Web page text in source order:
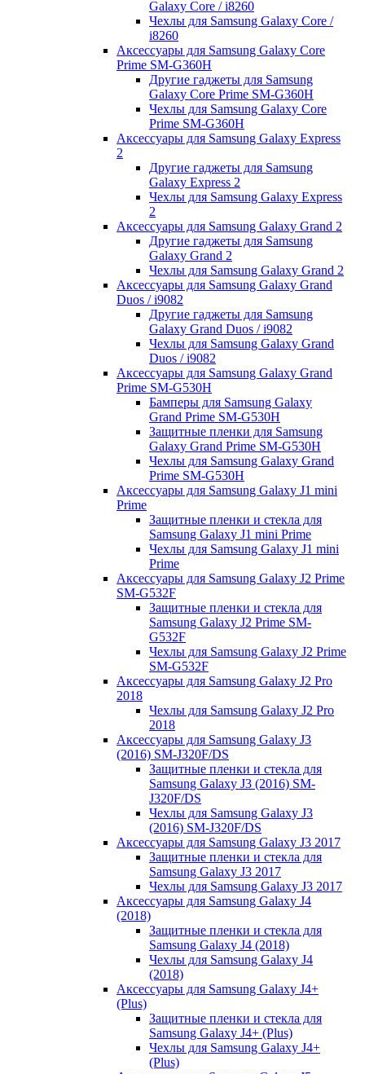
Galaxy Core / i8260
Чехлы для Samsung Galaxy Core /
i8260
Аксессуары для Samsung Galaxy Core
Prime SM-G360H
Другие гаджеты для Samsung
Galaxy Core Prime SM-G360H
Чехлы для Samsung Galaxy Core
Prime SM-G360H
Аксессуары для Samsung Galaxy Express
2
Другие гаджеты для Samsung
Galaxy Express 2
Чехлы для Samsung Galaxy Express
2
Аксессуары для Samsung Galaxy Grand 2
Другие гаджеты для Samsung
Galaxy Grand 2
Чехлы для Samsung Galaxy Grand 2
Аксессуары для Samsung Galaxy Grand
Duos / i9082
Другие гаджеты для Samsung
Galaxy Grand Duos / i9082
Чехлы для Samsung Galaxy Grand
Duos / i9082
Аксессуары для Samsung Galaxy Grand
Prime SM-G530H
Бамперы для Samsung Galaxy
Grand Prime SM-G530H
Защитные пленки для Samsung
Galaxy Grand Prime SM-G530H
Чехлы для Samsung Galaxy Grand
Prime SM-G530H
Аксессуары для Samsung Galaxy J1 mini
Prime
Защитные пленки и стекла для
Samsung Galaxy J1 mini Prime
Чехлы для Samsung Galaxy J1 mini
Prime
Аксессуары для Samsung Galaxy J2 Prime
SM-G532F
Защитные пленки и стекла для
Samsung Galaxy J2 Prime SM-
G532F
Чехлы для Samsung Galaxy J2 Prime
SM-G532F
Аксессуары для Samsung Galaxy J2 Pro
2018
Чехлы для Samsung Galaxy J2 Pro
2018
Аксессуары для Samsung Galaxy J3
(2016) SM-J320F/DS
Защитные пленки и стекла для
Samsung Galaxy J3 (2016) SM-
J320F/DS
Чехлы для Samsung Galaxy J3
(2016) SM-J320F/DS
Аксессуары для Samsung Galaxy J3 2017
Защитные пленки и стекла для
Samsung Galaxy J3 2017
Чехлы для Samsung Galaxy J3 2017
Аксессуары для Samsung Galaxy J4
(2018)
Защитные пленки и стекла для
Samsung Galaxy J4 (2018)
Чехлы для Samsung Galaxy J4
(2018)
Аксессуары для Samsung Galaxy J4+
(Plus)
Защитные пленки и стекла для
Samsung Galaxy J4+ (Plus)
Чехлы для Samsung Galaxy J4+
(Plus)